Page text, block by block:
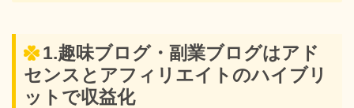
1.趣味ブログ・副業ブログはアド
センスとアフィリエイトのハイブリ
ットで収益化